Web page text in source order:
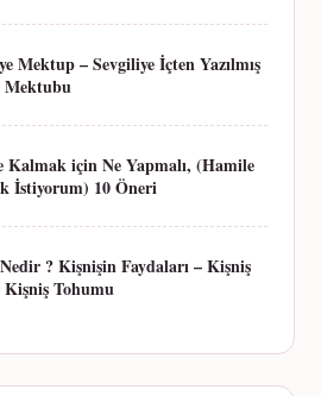
Mektup – Sevgiliye İçten Yazılmış
Mektubu
Kalmak için Ne Yapmalı, (Hamile
İstiyorum) 10 Öneri
? Kişnişin Faydaları – Kişniş
Tohumu